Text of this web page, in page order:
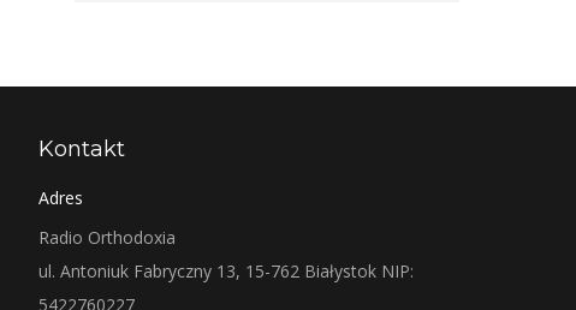
Kontakt
Adres
Radio Orthodoxia
ul. Antoniuk Fabryczny 13, 15-762 Białystok NIP:
5422760227